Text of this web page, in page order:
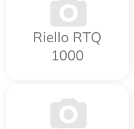
Riello RTQ
1000